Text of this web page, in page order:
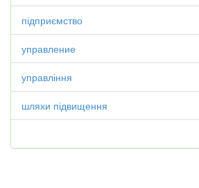
підприємство
управление
управління
шляхи підвищення